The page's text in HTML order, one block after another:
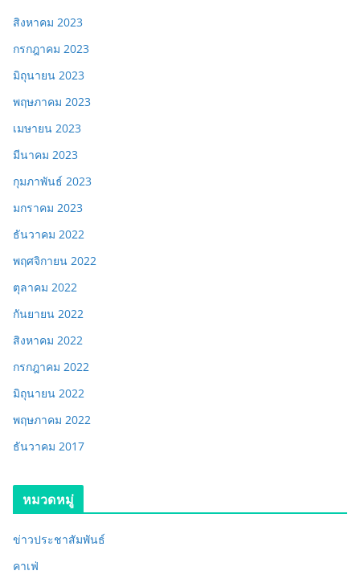
สิงหาคม 2023
กรกฎาคม 2023
มิถุนายน 2023
พฤษภาคม 2023
เมษายน 2023
มีนาคม 2023
กุมภาพันธ์ 2023
มกราคม 2023
ธันวาคม 2022
พฤศจิกายน 2022
ตุลาคม 2022
กันยายน 2022
สิงหาคม 2022
กรกฎาคม 2022
มิถุนายน 2022
พฤษภาคม 2022
ธันวาคม 2017
หมวดหมู่
ข่าวประชาสัมพันธ์
คาเฟ่